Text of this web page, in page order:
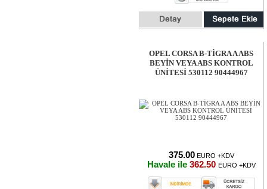
OPEL CORSA B-TİGRA A ABS
BEYİN VEYA ABS KONTROL
ÜNİTESİ 530112 90444967
375.00 EURO +KDV
Havale ile 362.50 EURO +KDV